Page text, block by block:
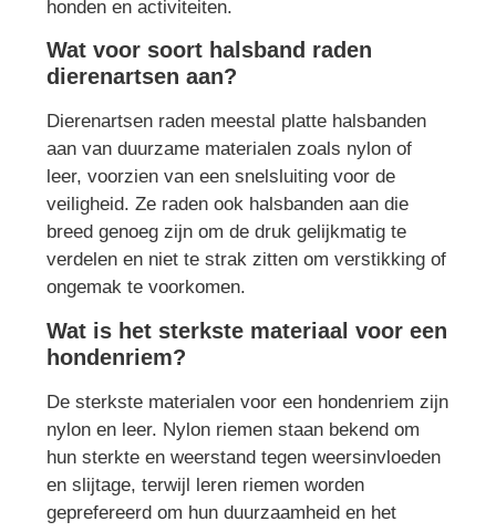
honden en activiteiten.
Wat voor soort halsband raden
dierenartsen aan?
Dierenartsen raden meestal platte halsbanden
aan van duurzame materialen zoals nylon of
leer, voorzien van een snelsluiting voor de
veiligheid. Ze raden ook halsbanden aan die
breed genoeg zijn om de druk gelijkmatig te
verdelen en niet te strak zitten om verstikking of
ongemak te voorkomen.
Wat is het sterkste materiaal voor een
hondenriem?
De sterkste materialen voor een hondenriem zijn
nylon en leer. Nylon riemen staan bekend om
hun sterkte en weerstand tegen weersinvloeden
en slijtage, terwijl leren riemen worden
geprefereerd om hun duurzaamheid en het